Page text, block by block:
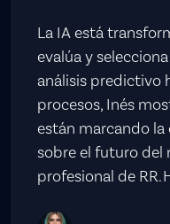
La IA está
evalúa y
análisis predictivo
procesos, Inés
están marcando la
sobre el futuro del
profesional de RR.